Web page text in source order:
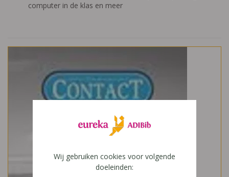
computer in de klas en meer
Wij gebruiken cookies voor volgende
doeleinden: